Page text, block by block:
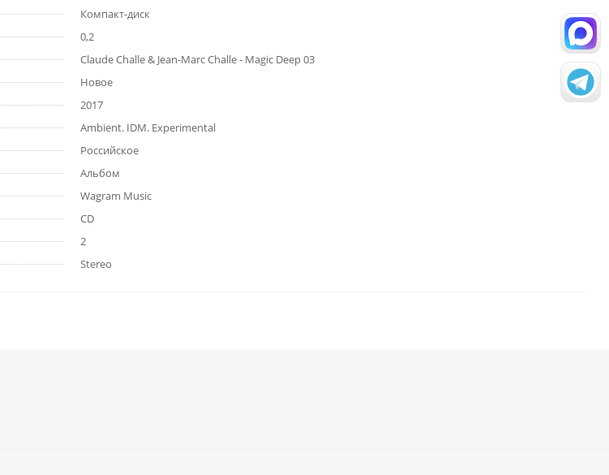
Компакт-диск
0,2
Claude Challe & Jean-Marc Challe - Magic Deep 03
Новое
2017
Ambient. IDM. Experimental
Российское
Альбом
Wagram Music
CD
2
Stereo